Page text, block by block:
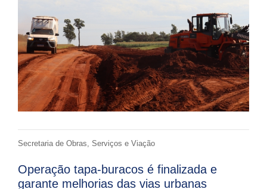
Secretaria de Obras, Serviços e Viação
Operação tapa-buracos é finalizada e
garante melhorias das vias urbanas